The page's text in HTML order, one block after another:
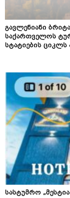
გავლენიანი
საქართველოს
სტატიების ციკლს
სასტუმრო